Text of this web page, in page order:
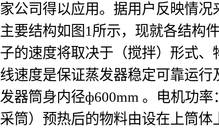
家公司得以应用。据用户反映情
主要结构如图1所示，现就各结构
子的速度将取决于（搅拌）形式
线速度是保证蒸发器稳定可靠运
发器筒身内径ф600mm 。电机功
采筒）预热后的物料由设在上筒